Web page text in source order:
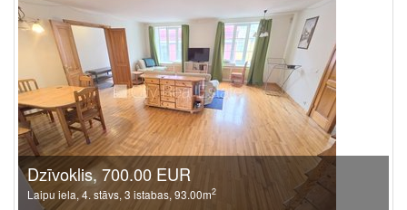
Dzīvoklis, 700.00 EUR
Laipu iela, 4. stāvs, 3 istabas, 93.00m2